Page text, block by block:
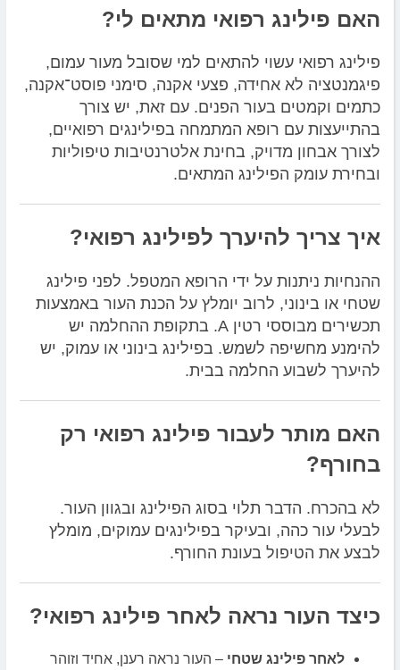
האם פילינג רפואי מתאים לי?
פילינג רפואי עשוי להתאים למי שסובל מעור עמום,
פיגמנטציה לא אחידה, פצעי אקנה, סימני פוסט־אקנה,
כתמים וקמטים בעור הפנים. עם זאת, יש צורך
בהתייעצות עם רופא המתמחה בפילינגים רפואיים,
לצורך אבחון מדויק, בחינת אלטרנטיבות טיפוליות
ובחירת עומק הפילינג המתאים.
איך צריך להיערך לפילינג רפואי?
ההנחיות ניתנות על ידי הרופא המטפל. לפני פילינג
שטחי או בינוני, לרוב יומלץ על הכנת העור באמצעות
תכשירים מבוססי רטין A. בתקופת ההחלמה יש
להימנע מחשיפה לשמש. בפילינג בינוני או עמוק, יש
להיערך לשבוע החלמה בבית.
האם מותר לעבור פילינג רפואי רק
בחורף?
לא בהכרח. הדבר תלוי בסוג הפילינג ובגוון העור.
לבעלי עור כהה, ובעיקר בפילינגים עמוקים, מומלץ
לבצע את הטיפול בעונת החורף.
כיצד העור נראה לאחר פילינג רפואי?
לאחר פילינג שטחי – העור נראה רענן, אחיד וזוהר